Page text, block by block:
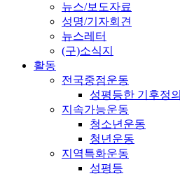
뉴스/보도자료
성명/기자회견
뉴스레터
(구)소식지
활동
전국중점운동
성평등한 기후정의
지속가능운동
청소년운동
청년운동
지역특화운동
성평등